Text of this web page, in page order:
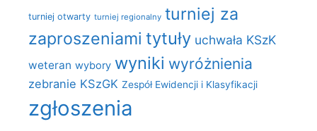
turniej otwarty turniej regionalny turniej za
zaproszeniami tytuły uchwała KSzK
weteran wybory wyniki wyróżnienia
zebranie KSzGK Zespół Ewidencji i Klasyfikacji
zgłoszenia